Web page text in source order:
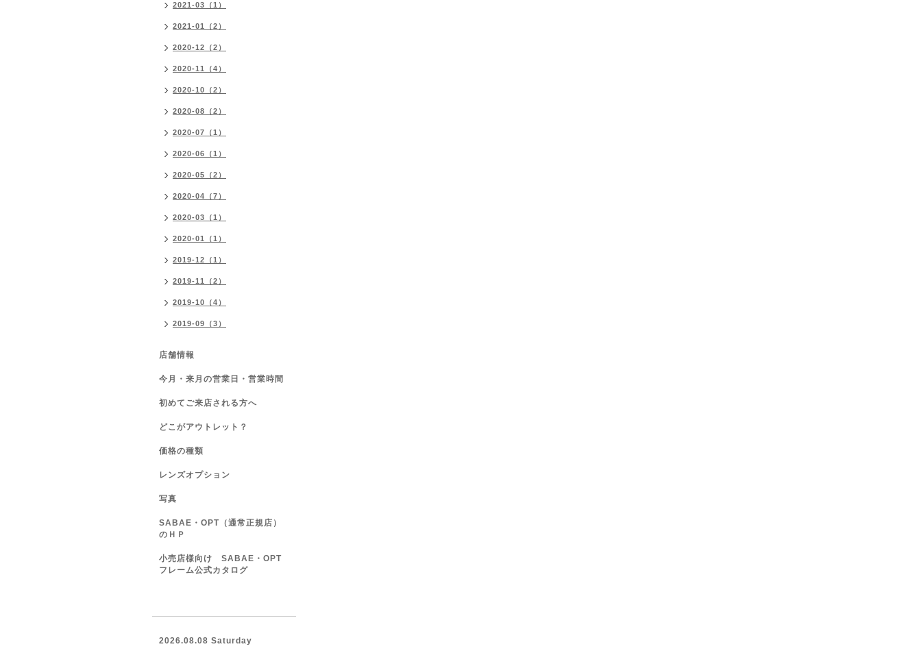
2021-03（1）
2021-01（2）
2020-12（2）
2020-11（4）
2020-10（2）
2020-08（2）
2020-07（1）
2020-06（1）
2020-05（2）
2020-04（7）
2020-03（1）
2020-01（1）
2019-12（1）
2019-11（2）
2019-10（4）
2019-09（3）
店舗情報
今月・来月の営業日・営業時間
初めてご来店される方へ
どこがアウトレット？
価格の種類
レンズオプション
写真
SABAE・OPT（通常正規店）
のＨＰ
小売店様向け SABAE・OPT
フレーム公式カタログ
2026.08.08 Saturday